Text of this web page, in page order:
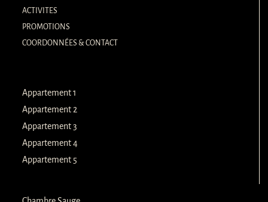
ACTIVITES
PROMOTIONS
COORDONNÉES & CONTACT
Appartement 1
Appartement 2
Appartement 3
Appartement 4
Appartement 5